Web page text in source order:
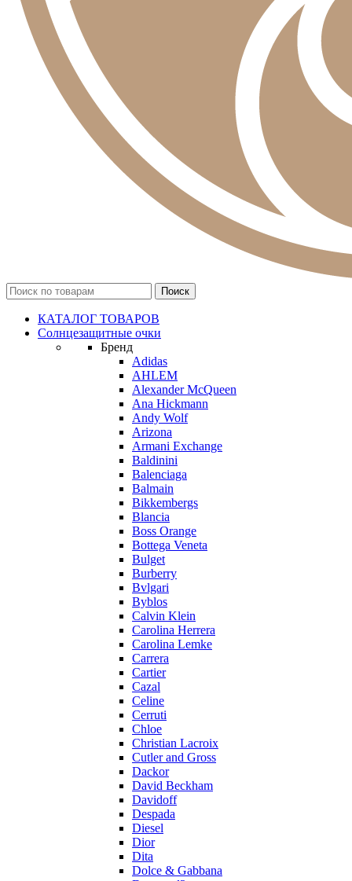
КАТАЛОГ ТОВАРОВ
Солнцезащитные очки
Бренд
Adidas
AHLEM
Alexander McQueen
Ana Hickmann
Andy Wolf
Arizona
Armani Exchange
Baldinini
Balenciaga
Balmain
Bikkembergs
Blancia
Boss Orange
Bottega Veneta
Bulget
Burberry
Bvlgari
Byblos
Calvin Klein
Carolina Herrera
Carolina Lemke
Carrera
Cartier
Cazal
Celine
Cerruti
Chloe
Christian Lacroix
Cutler and Gross
Dackor
David Beckham
Davidoff
Despada
Diesel
Dior
Dita
Dolce & Gabbana